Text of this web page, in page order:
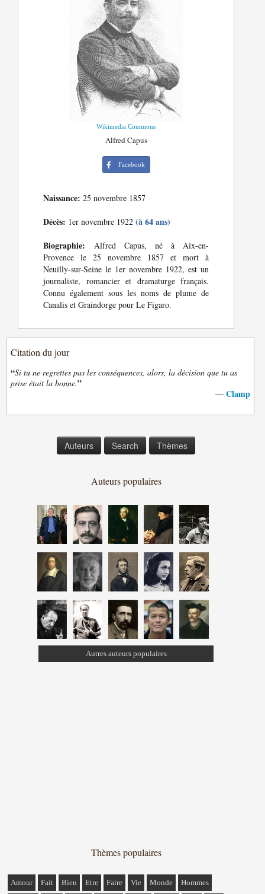
Wikimedia Commons
Alfred Capus
Facebook
Naissance: 25 novembre 1857
Décès: 1er novembre 1922(à 64 ans)
Biographie: Alfred Capus, né à Aix-en-
Provence le 25 novembre 1857 et mort à
Neuilly-sur-Seine le 1er novembre 1922, est un
journaliste, romancier et dramaturge français.
Connu également sous les noms de plume de
Canalis et Graindorge pour Le Figaro.
Citation du jour
“Si tu ne regrettes pas les conséquences, alors, la décision que tu as
prise était la bonne.”
— Clamp
Auteurs Search Thèmes
Auteurs populaires
Autres auteurs populaires
Thèmes populaires
Amour Fait Bien Etre Faire Vie Monde Hommes